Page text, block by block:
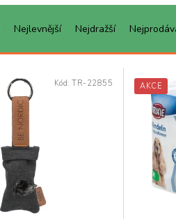
Nejlevnější Nejdražší
Kód:TR-22855 AKCE